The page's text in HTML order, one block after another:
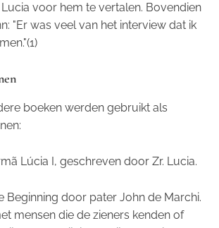
voor hem te vertalen. Bovendien
"Er was veel van het interview dat ik
boeken werden gebruikt als
Lúcia I , geschreven door Zr. Lucia.
Beginning door pater John de Marchi.
mensen die de zieners kenden of